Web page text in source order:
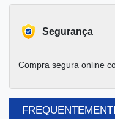
Segurança
Compra segura online